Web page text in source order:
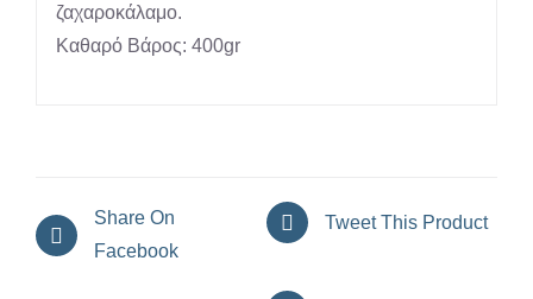
ζαχαροκάλαμο.
Καθαρό Βάρος: 400gr
Share On
Facebook
Tweet This Product